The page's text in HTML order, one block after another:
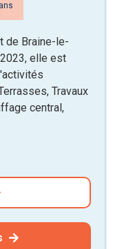
de Braine-le-
elle est
Travaux
central,